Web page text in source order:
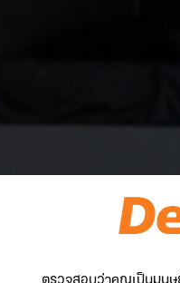
ตรวจสอบว่าคุณเป็นมนุษ